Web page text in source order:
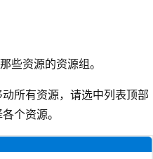
些资源的资源组。
所有资源，请选中列表顶部
个资源。